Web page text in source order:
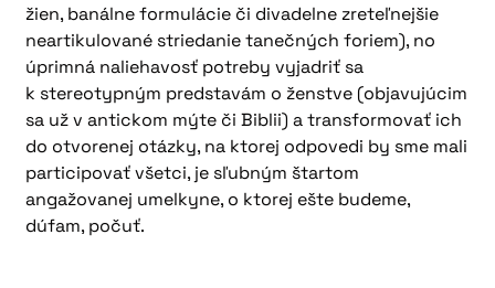
žien, banálne formulácie či divadelne zreteľnejšie
neartikulované striedanie tanečných foriem), no
úprimná naliehavosť potreby vyjadriť sa
k stereotypným predstavám o ženstve (objavujúcim
sa už v antickom mýte či Biblii) a transformovať ich
do otvorenej otázky, na ktorej odpovedi by sme mali
participovať všetci, je sľubným štartom
angažovanej umelkyne, o ktorej ešte budeme,
dúfam, počuť.